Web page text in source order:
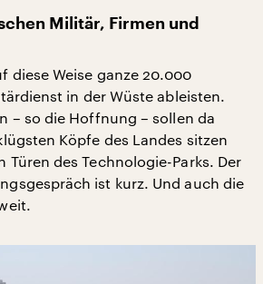
Militär, Firmen und
diese Weise ganze 20.000
in der Wüste ableisten.
– so die Hoffnung – sollen da
Köpfe des Landes sitzen
Türen des Technologie-Parks. Der
ist kurz. Und auch die